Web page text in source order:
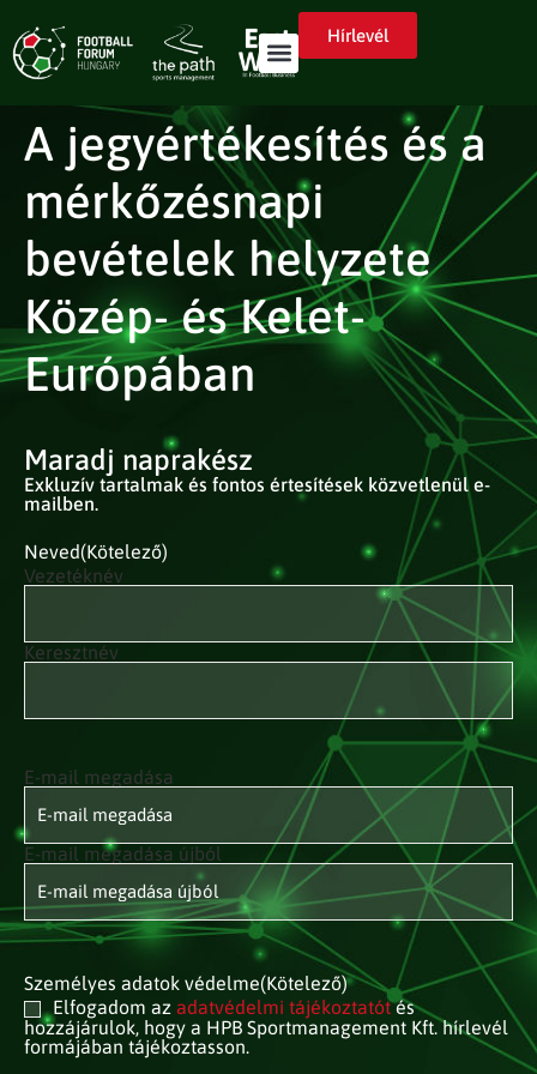
Hírlevél
A jegyértékesítés és a
mérkőzésnapi
bevételek helyzete
Közép- és Kelet-
Európában
Maradj naprakész
Exkluzív tartalmak és fontos értesítések közvetlenül e-
mailben.
Neved(Kötelező)
Vezetéknév
Keresztnév
E-mail
címed(Kötelező)
E-mail megadása
E-mail megadása újból
Személyes adatok védelme(Kötelező)
Elfogadom az adatvédelmi tájékoztatótés
hozzájárulok, hogy a HPB Sportmanagement Kft. hírlevél
formájában tájékoztasson.